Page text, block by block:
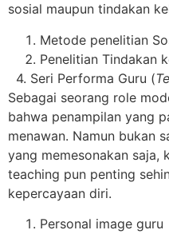
sosial maupun tindakan
Metode penelitian
Penelitian Tindakan
4. Seri Performa Guru (
Sebagai seorang role
bahwa penampilan yang
menawan. Namun bukan
yang memesonakan
teaching pun penting
kepercayaan diri.
Personal image guru